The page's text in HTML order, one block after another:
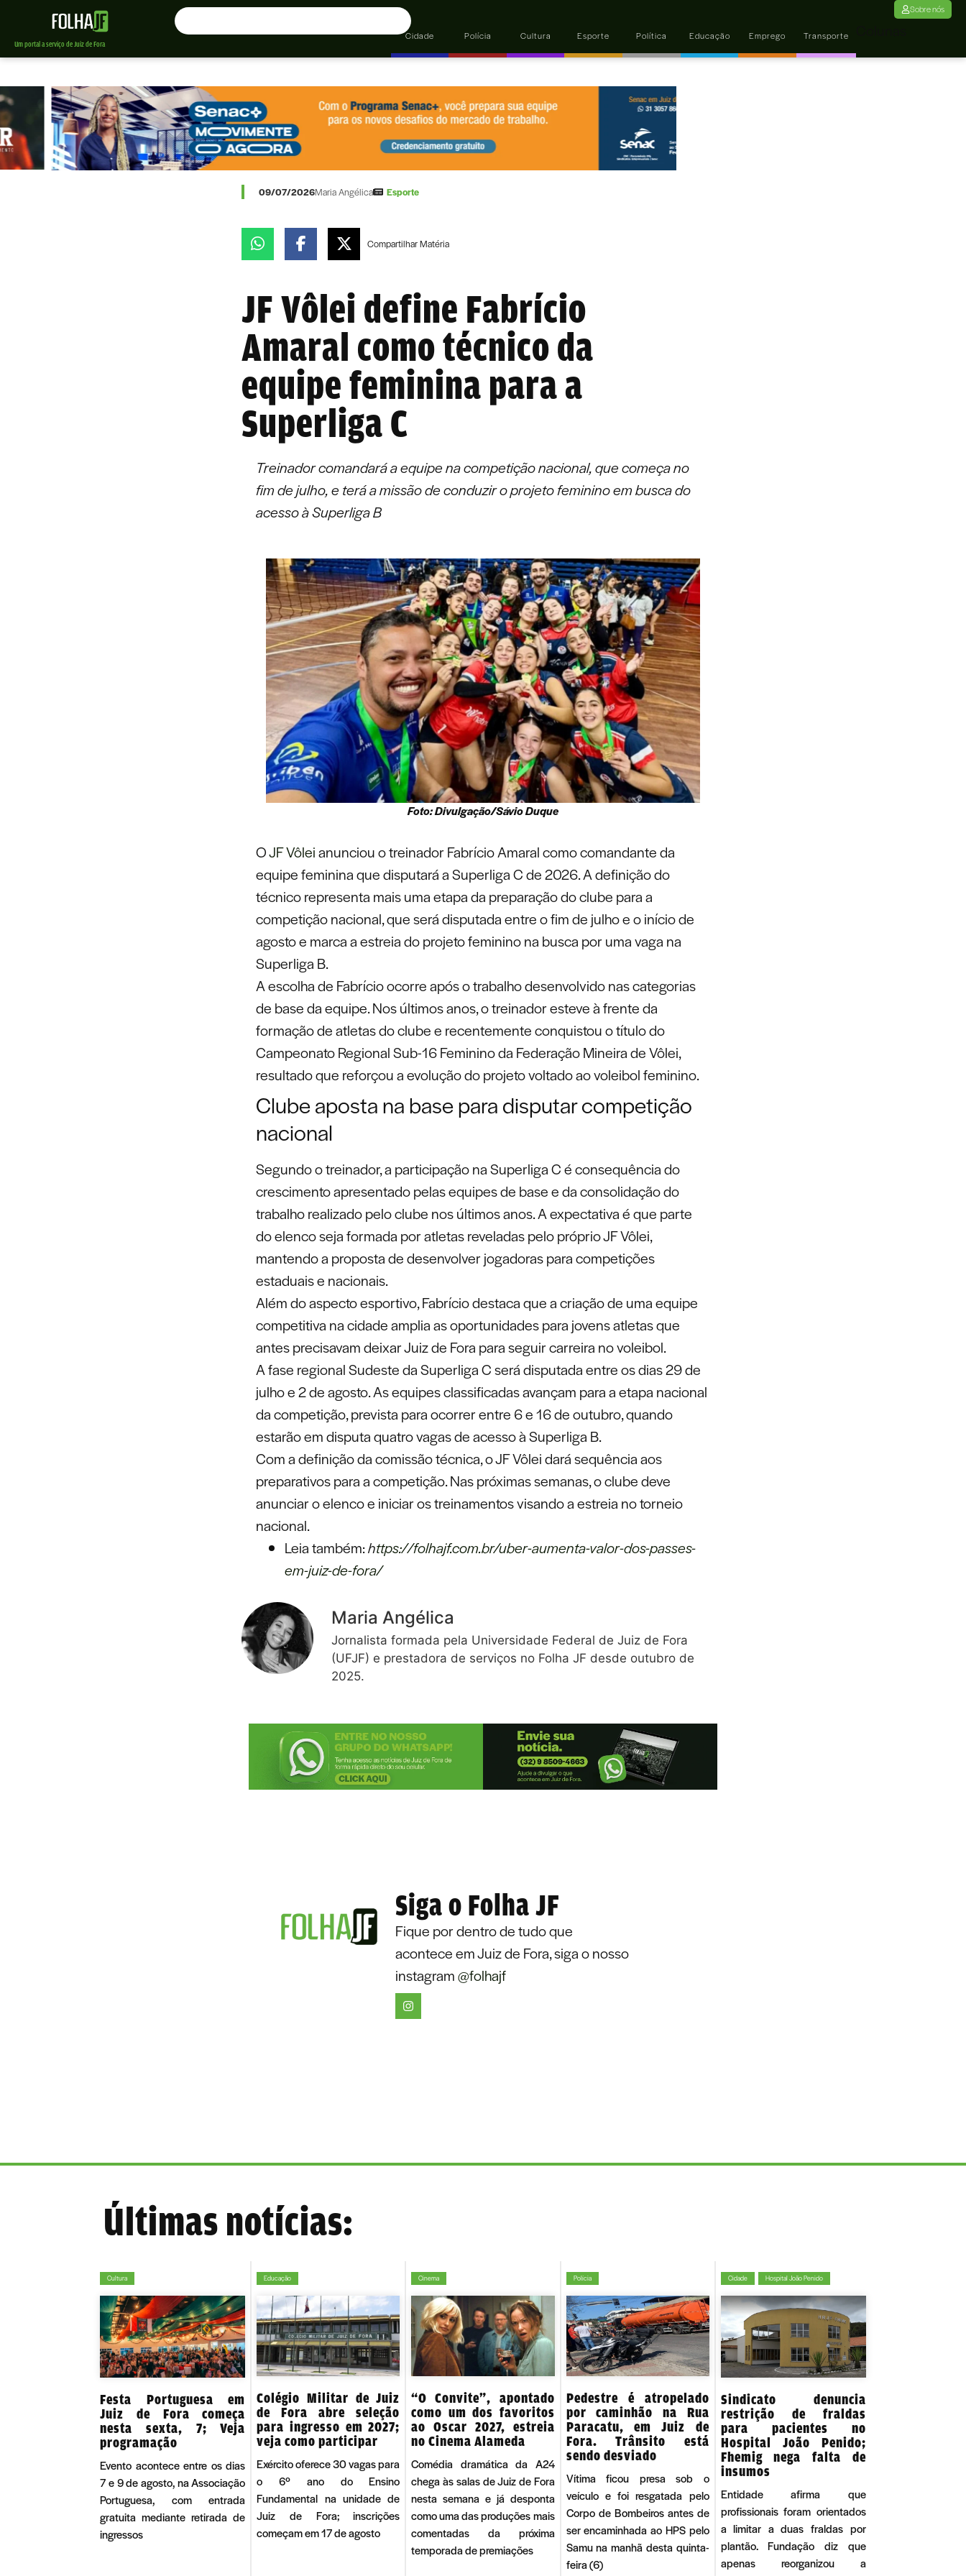
Um portal a serviço de Juiz de Fora
Cidade Polícia Cultura Esporte Política Educação Emprego Transporte
Sobre nós
09/07/2026Maria Angélica Esporte
CompartilharMatéria
JF Vôlei define Fabrício
Amaral como técnico da
equipe feminina para a
Superliga C
Treinador comandará a equipe na competição nacional, que começa no
fim de julho, e terá a missão de conduzir o projeto feminino em busca do
acesso à Superliga B
Foto: Divulgação/Sávio Duque
OJF Vôleianunciou o treinador Fabrício Amaral como comandante da
equipe feminina que disputará a Superliga C de 2026. A definição do
técnico representa mais uma etapa da preparação do clube para a
competição nacional, que será disputada entre o fim de julho e o início de
agosto e marca a estreia do projeto feminino na busca por uma vaga na
Superliga B.
A escolha de Fabrício ocorre após o trabalho desenvolvido nas categorias
de base da equipe. Nos últimos anos, o treinador esteve à frente da
formação de atletas do clube e recentemente conquistou o título do
Campeonato Regional Sub-16 Feminino da Federação Mineira de Vôlei,
resultado que reforçou a evolução do projeto voltado ao voleibol feminino.
Clube aposta na base para disputar competição
nacional
Segundo o treinador, a participação na Superliga C é consequência do
crescimento apresentado pelas equipes de base e da consolidação do
trabalho realizado pelo clube nos últimos anos. A expectativa é que parte
do elenco seja formada por atletas reveladas pelo próprio JF Vôlei,
mantendo a proposta de desenvolver jogadoras para competições
estaduais e nacionais.
Além do aspecto esportivo, Fabrício destaca que a criação de uma equipe
competitiva na cidade amplia as oportunidades para jovens atletas que
antes precisavam deixar Juiz de Fora para seguir carreira no voleibol.
A fase regional Sudeste da Superliga C será disputada entre os dias 29 de
julho e 2 de agosto. As equipes classificadas avançam para a etapa nacional
da competição, prevista para ocorrer entre 6 e 16 de outubro, quando
estarão em disputa quatro vagas de acesso à Superliga B.
Com a definição da comissão técnica, o JF Vôlei dará sequência aos
preparativos para a competição. Nas próximas semanas, o clube deve
anunciar o elenco e iniciar os treinamentos visando a estreia no torneio
nacional.
Leia também:https://folhajf.com.br/uber-aumenta-valor-dos-passes-
em-juiz-de-fora/
Maria Angélica
Jornalista formada pela Universidade Federal de Juiz de Fora
(UFJF) e prestadora de serviços no Folha JF desde outubro de
2025.
Siga o Folha JF
Fique por dentro de tudo que
acontece em Juiz de Fora, siga o nosso
instagram@folhajf
Últimas notícias:
Cultura
Festa Portuguesa em
Juiz de Fora começa
nesta sexta, 7; Veja
programação
Evento acontece entre os dias
7 e 9 de agosto, na Associação
Portuguesa, com entrada
gratuita mediante retirada de
ingressos
Educação
Colégio Militar de Juiz
de Fora abre seleção
para ingresso em 2027;
veja como participar
Exército oferece 30 vagas para
o 6º ano do Ensino
Fundamental na unidade de
Juiz de Fora; inscrições
começam em 17 de agosto
Cinema
“O Convite”, apontado
como um dos favoritos
ao Oscar 2027, estreia
no Cinema Alameda
Comédia dramática da A24
chega às salas de Juiz de Fora
nesta semana e já desponta
como uma das produções mais
comentadas da próxima
temporada de premiações
Polícia
Pedestre é atropelado
por caminhão na Rua
Paracatu, em Juiz de
Fora. Trânsito está
sendo desviado
Vítima ficou presa sob o
veículo e foi resgatada pelo
Corpo de Bombeiros antes de
ser encaminhada ao HPS pelo
Samu na manhã desta quinta-
feira (6)
Cidade Hospital João Penido
Sindicato denuncia
restrição de fraldas
para pacientes no
Hospital João Penido;
Fhemig nega falta de
insumos
Entidade afirma que
profissionais foram orientados
a limitar a duas fraldas por
plantão. Fundação diz que
apenas reorganizou a